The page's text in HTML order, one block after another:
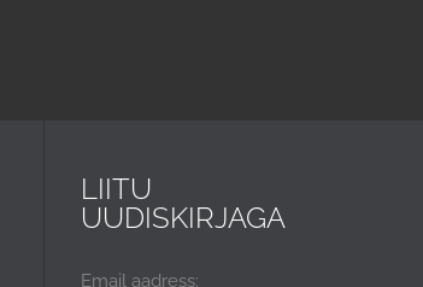
LIITU
UUDISKIRJAGA
Email aadress: